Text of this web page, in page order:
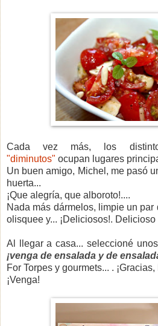
Cada vez más, los
"diminutos" ocupan lugares
Un buen amigo, Michel, me pasó
huerta...
¡Que alegría, que alboroto!....
Nada más dármelos, l impie un par
olisquee y... ¡Deliciosos!. Delicioso
Al llegar a casa... seleccioné
¡venga de ensalada y de
For Torpes y gourmets... .
¡Venga!